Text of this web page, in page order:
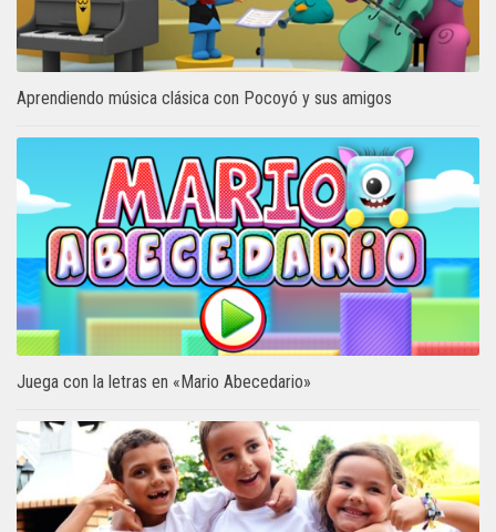
Aprendiendo música clásica con Pocoyó y sus amigos
Juega con la letras en «Mario Abecedario»